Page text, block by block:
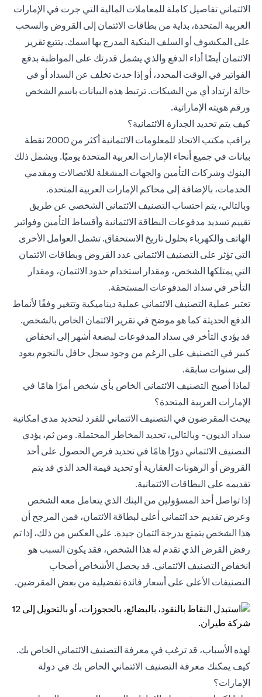
الائتماني تفاصيل كاملة للمعاملات المالية التي جرت في الإمارات
العربية المتحدة، بداية من بطاقات الائتمان إلى القروض والسحب
على المكشوف أو السلف البنكية المدرج بها اسمك. يتتبع تقرير
الائتمان أيضًا أداء الدفع والذي يشمل قدرتك على المواظبة بدفع
الفواتير في الوقت المحدد، أو إذا حدث تخلف عن السداد أو في
حالة ارتداد أي من الشيكات. ترتبط هذه البيانات باسم الشخص
ورقم هويته الإماراتية.
كيف يتم تحديد الجدارة الائتمانية؟
يراقب مكتب الاتحاد للمعلومات الائتمانية أكثر من 2000 نقطة
بيانات في جميع أنحاء الإمارات العربية المتحدة يوميًا. ويشمل ذلك
البنوك وشركات التأمين والجهات المشغلة للاتصالات ومقدمي
الخدمات، بالإضافة إلى محاكم الإمارات العربية المتحدة.
وبالتالي، يتم احتساب التصنيف الائتماني الشخصي عن طريق
تقييم تسديد مدفوعات البطاقة الائتمانية وأقساط التأمين وفواتير
الهاتف والكهرباء بحلول تاريخ الاستحقاق. تشمل العوامل الأخرى
التي تؤثر على التصنيف الائتماني عدد القروض وبطاقات الائتمان
التي يمتلكها الشخص، ومقدار استخدام حدود الائتمان، ومقدار
التأخر في سداد المدفوعات المستحقة.
تعتبر عملية التصنيف الائتماني عملية ديناميكية وتتغير وفقًا لأنماط
الدفع الحديثة كما هو موضح في تقرير الائتمان الخاص بالشخص.
قد يؤدي التأخر في سداد المدفوعات لبضعة أشهر إلى انخفاض
كبير في التصنيف على الرغم من وجود سجل حافل بالنجوم يعود
إلى سنوات سابقة.
لماذا أصبح التصنيف الائتماني الخاص بأي شخص أمرًا هامًا في
الإمارات العربية المتحدة؟
يبحث المقرضون في التصنيف الائتماني للفرد لتحديد مدى امكانية
سداد الديون- وبالتالي، تحديد المخاطر المحتملة. ومن ثم، يؤدي
التصنيف الائتماني دورًا هامًا في تحديد فرص الحصول على أحد
القروض أو الرهونات العقارية أو تحديد قيمة الحد الذي قد يتم
تقديمه على البطاقات الائتمانية.
إذا تواصل أحد المسؤولين من البنك الذي يتعامل معه الشخص
وعرض تقديم حد ائتماني أعلى لبطاقة الائتمان، فمن المرجح أن
هذا الشخص يتمتع بدرجة ائتمان جيدة. على العكس من ذلك، إذا تم
رفض القرض الذي تقدم له هذا الشخص، فقد يكون السبب هو
انخفاض التصنيف الائتماني. قد يحصل الأشخاص أصحاب
التصنيفات الأعلى على أسعار فائدة تفضيلية من بعض المقرضين.
لهذه الأسباب، قد ترغب في معرفة التصنيف الائتماني الخاص بك.
كيف يمكنك معرفة التصنيف الائتماني الخاص بك في دولة
الإمارات؟